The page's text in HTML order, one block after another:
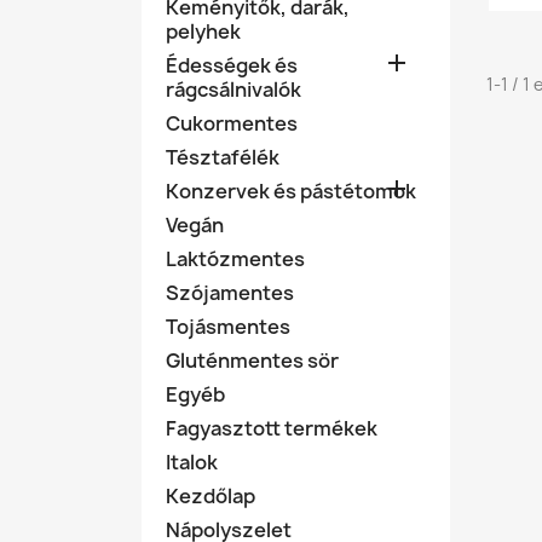
Keményitők, darák,
pelyhek
Édességek és
rágcsálnivalók

Cukormentes
Tésztafélék
Konzervek és pástétomok

Vegán
Laktózmentes
Szójamentes
Tojásmentes
Gluténmentes sör
Egyéb
Fagyasztott termékek
Italok
Kezdőlap
Nápolyszelet
1-1 / 1